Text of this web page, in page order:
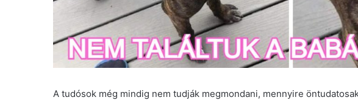
A tudósok még mindig nem tudják megmondani, mennyire